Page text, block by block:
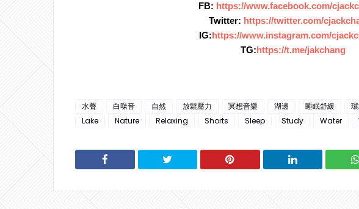
FB: https://www.facebook.com/
Twitter: https://twitter.com/
IG:https://www.instagram.com/
TG:https://t.me/jakchang
水聲 白噪音 自然 放鬆壓力 冥想音樂 湖邊 睡眠舒緩
Lake
Nature Relaxing Shorts Sleep Study Water